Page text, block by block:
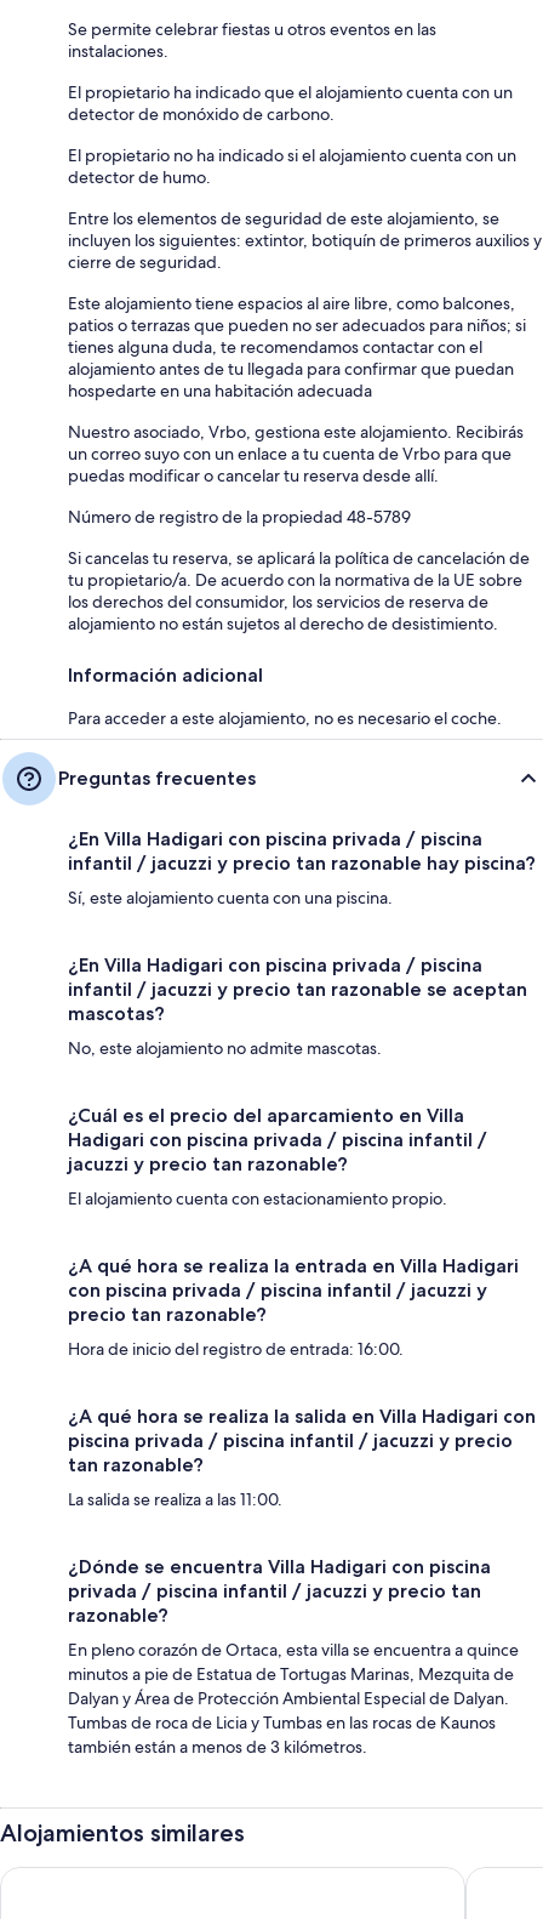
Se permite celebrar fiestas u otros eventos en las
instalaciones.
El propietario ha indicado que el alojamiento cuenta con un
detector de monóxido de carbono.
El propietario no ha indicado si el alojamiento cuenta con un
detector de humo.
Entre los elementos de seguridad de este alojamiento, se
incluyen los siguientes: extintor, botiquín de primeros auxilios y
cierre de seguridad.
Este alojamiento tiene espacios al aire libre, como balcones,
patios o terrazas que pueden no ser adecuados para niños; si
tienes alguna duda, te recomendamos contactar con el
alojamiento antes de tu llegada para confirmar que puedan
hospedarte en una habitación adecuada
Nuestro asociado, Vrbo, gestiona este alojamiento. Recibirás
un correo suyo con un enlace a tu cuenta de Vrbo para que
puedas modificar o cancelar tu reserva desde allí.
Número de registro de la propiedad 48-5789
Si cancelas tu reserva, se aplicará la política de cancelación de
tu propietario/a. De acuerdo con la normativa de la UE sobre
los derechos del consumidor, los servicios de reserva de
alojamiento no están sujetos al derecho de desistimiento.
Información adicional
Para acceder a este alojamiento, no es necesario el coche.
Preguntas frecuentes
¿En Villa Hadigari con piscina privada / piscina
infantil / jacuzzi y precio tan razonable hay piscina?
Sí, este alojamiento cuenta con una piscina.
¿En Villa Hadigari con piscina privada / piscina
infantil / jacuzzi y precio tan razonable se aceptan
mascotas?
No, este alojamiento no admite mascotas.
¿Cuál es el precio del aparcamiento en Villa
Hadigari con piscina privada / piscina infantil /
jacuzzi y precio tan razonable?
El alojamiento cuenta con estacionamiento propio.
¿A qué hora se realiza la entrada en Villa Hadigari
con piscina privada / piscina infantil / jacuzzi y
precio tan razonable?
Hora de inicio del registro de entrada: 16:00.
¿A qué hora se realiza la salida en Villa Hadigari con
piscina privada / piscina infantil / jacuzzi y precio
tan razonable?
La salida se realiza a las 11:00.
¿Dónde se encuentra Villa Hadigari con piscina
privada / piscina infantil / jacuzzi y precio tan
razonable?
En pleno corazón de Ortaca, esta villa se encuentra a quince
minutos a pie de Estatua de Tortugas Marinas, Mezquita de
Dalyan y Área de Protección Ambiental Especial de Dalyan.
Tumbas de roca de Licia y Tumbas en las rocas de Kaunos
también están a menos de 3 kilómetros.
Alojamientos similares
Karaca Apart Hotel